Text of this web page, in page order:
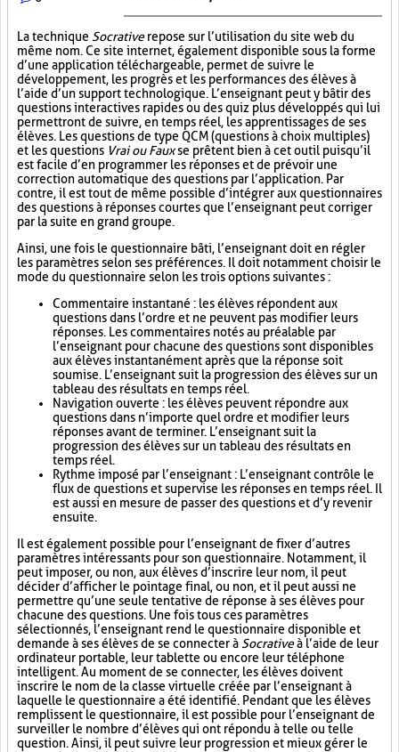
La technique Socrativerepose sur l’utilisation du site web du
même nom. Ce site internet, également disponible sous la forme
d’une application téléchargeable, permet de suivre le
développement, les progrès et les performances des élèves à
l’aide d’un support technologique. L’enseignant peut y bâtir des
questions interactives rapides ou des quiz plus développés qui lui
permettront de suivre, en temps réel, les apprentissages de ses
élèves. Les questions de type QCM (questions à choix multiples)
et les questions Vrai ou Fauxse prêtent bien à cet outil puisqu’il
est facile d’en programmer les réponses et de prévoir une
correction automatique des questions par l’application. Par
contre, il est tout de même possible d’intégrer aux questionnaires
des questions à réponses courtes que l’enseignant peut corriger
par la suite en grand groupe.
Ainsi, une fois le questionnaire bâti, l’enseignant doit en régler
les paramètres selon ses préférences. Il doit notamment choisir le
mode du questionnaire selon les trois options suivantes :
Commentaire instantané : les élèves répondent aux
questions dans l’ordre et ne peuvent pas modifier leurs
réponses. Les commentaires notés au préalable par
l’enseignant pour chacune des questions sont disponibles
aux élèves instantanément après que la réponse soit
soumise. L’enseignant suit la progression des élèves sur un
tableau des résultats en temps réel.
Navigation ouverte : les élèves peuvent répondre aux
questions dans n’importe quel ordre et modifier leurs
réponses avant de terminer. L’enseignant suit la
progression des élèves sur un tableau des résultats en
temps réel.
Rythme imposé par l’enseignant : L’enseignant contrôle le
flux de questions et supervise les réponses en temps réel. Il
est aussi en mesure de passer des questions et d’y revenir
ensuite.
Il est également possible pour l’enseignant de fixer d’autres
paramètres intéressants pour son questionnaire. Notamment, il
peut imposer, ou non, aux élèves d’inscrire leur nom, il peut
décider d’afficher le pointage final, ou non, et il peut aussi ne
permettre qu’une seule tentative de réponse à ses élèves pour
chacune des questions. Une fois tous ces paramètres
sélectionnés, l’enseignant rend le questionnaire disponible et
demande à ses élèves de se connecter à Socrativeà l’aide de leur
ordinateur portable, leur tablette ou encore leur téléphone
intelligent. Au moment de se connecter, les élèves doivent
inscrire le nom de la classe virtuelle créée par l’enseignant à
laquelle le questionnaire a été identifié. Pendant que les élèves
remplissent le questionnaire, il est possible pour l’enseignant de
surveiller le nombre d’élèves qui ont répondu à telle ou telle
question. Ainsi, il peut suivre leur progression et mieux gérer le